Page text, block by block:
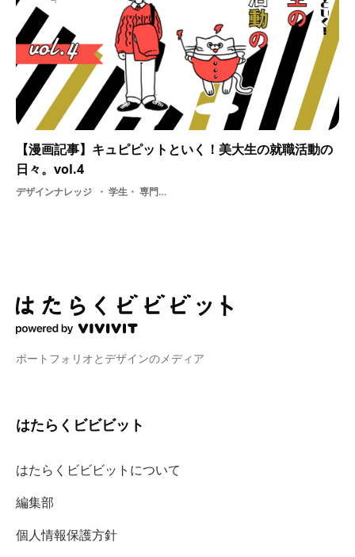
【漫画記事】キュピピットといく！美大生の就職活動の
日々。vol.4
デザインナレッジ 学生・ 専門学校・ 採用・ 面接・ 美大・ 説明会・ 選考・ 就職活動の日々・ デザイン・ 就活・ 新卒・ 大学
ポートフォリオとデザインのメディア
はたらくビビビット
はたらくビビビットについて
編集部
個人情報保護方針